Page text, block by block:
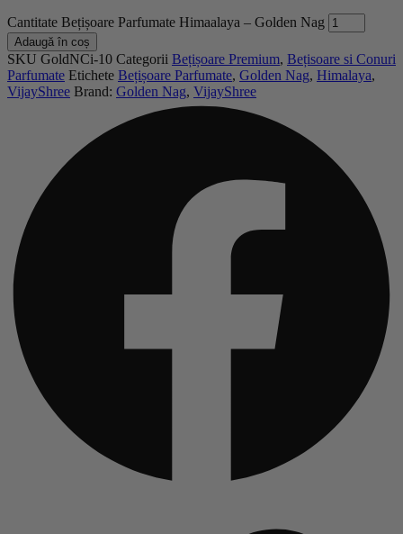
Cantitate Bețișoare Parfumate Himaalaya – Golden Nag
Adaugă în coș
SKU GoldNCi-10 Categorii Bețișoare Premium, Bețisoare si Conuri
Parfumate Etichete Bețișoare Parfumate, Golden Nag, Himalaya,
VijayShree Brand: Golden Nag, VijayShree